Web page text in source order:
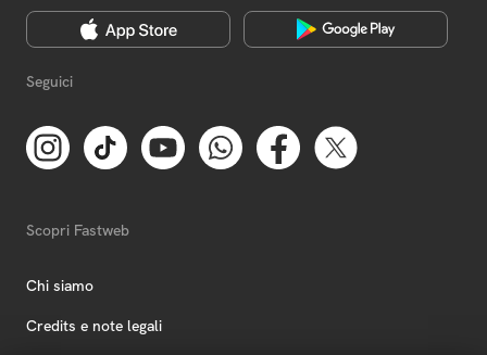
Seguici
Scopri Fastweb
Chi siamo
Credits e note legali